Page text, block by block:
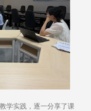
学实践，逐一分享了课